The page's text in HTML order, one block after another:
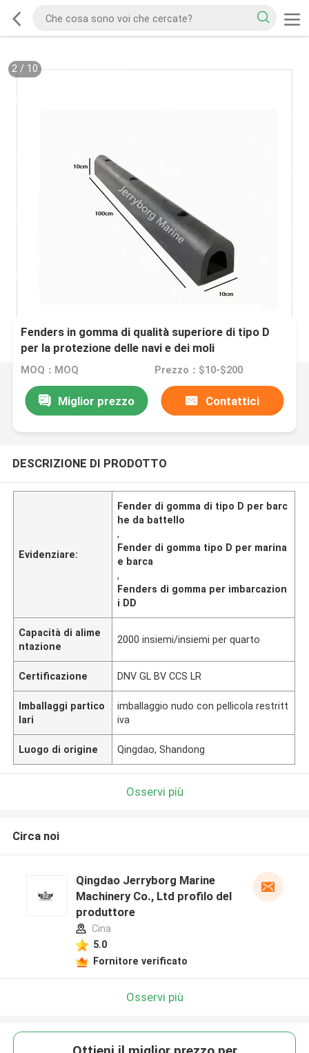
2/ 10
Fenders in gomma di qualità superiore di tipo D
per la protezione delle navi e dei moli
MOQ：MOQ Prezzo：$10-$200
Miglior prezzo Contattici
DESCRIZIONE DI PRODOTTO
Evidenziare:
Fender di gomma di tipo D per barc
he da battello
,
Fender di gomma tipo D per marina
e barca
,
Fenders di gomma per imbarcazion
i DD
Capacità di alime
ntazione
2000 insiemi/insiemi per quarto
Certificazione DNV GL BV CCS LR
Imballaggi partico
lari
imballaggio nudo con pellicola restritt
iva
Luogo di origine Qingdao, Shandong
Osservi più
Circa noi
Qingdao Jerryborg Marine
Machinery Co., Ltd profilo del
produttore
Cina
5.0
Fornitore verificato
Osservi più